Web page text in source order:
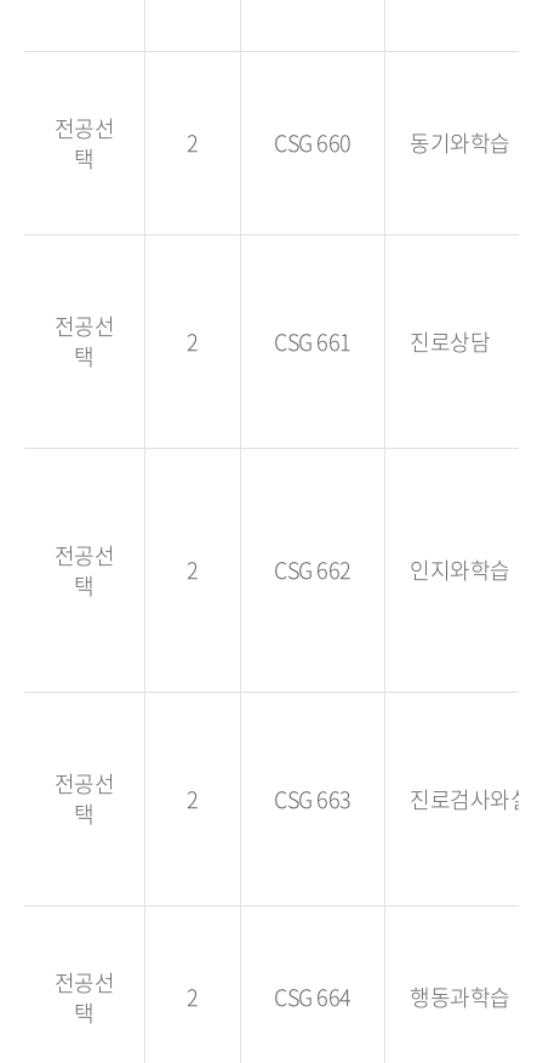
전공선
택
2 CSG 660 동기와학습
전공선
택
2 CSG 661 진로상담
전공선
택
2 CSG 662 인지와학습
전공선
택
2 CSG 663 진로검사와실
전공선
택
2 CSG 664 행동과학습